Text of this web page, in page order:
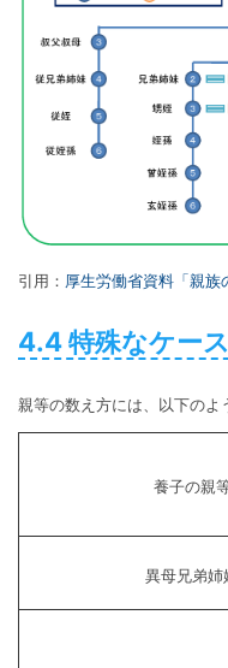
引用： 厚生労働省資料「親族
4.4 特殊なケー
親等の数え方には、以下のよ
養子の親
異母兄弟姉